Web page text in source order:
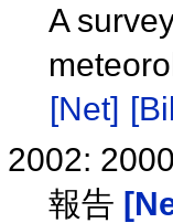
A
[Net]
2002:
報告